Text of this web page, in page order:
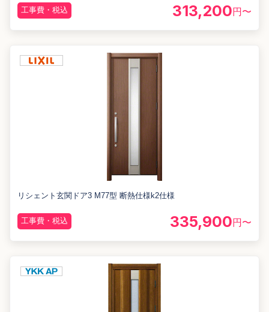
工事費・税込 313,200円〜
リシェント玄関ドア3 M77型 断熱仕様k2仕様
工事費・税込 335,900円〜